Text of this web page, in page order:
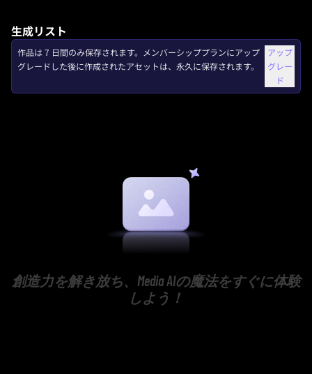
生成リスト
作品は 7 日間のみ保存されます。メンバーシッププランにアップ
グレードした後に作成されたアセットは、永久に保存されます。
アップ
グレー
ド
創造力を解き放ち、Media AIの魔法をすぐに体験
しよう！